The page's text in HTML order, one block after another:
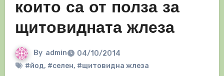
които са от полза за
щитовидната жлеза
By admin
04/10/2014
#йод, #селен, #щитовидна жлеза